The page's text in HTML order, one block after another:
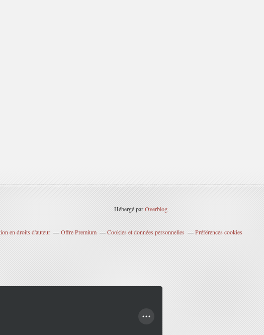
Hébergé parOverblog
en droits d'auteur Offre Premium Cookies et données personnelles Préférences cookies